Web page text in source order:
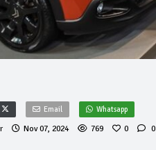
Email Whatsapp
Nov 07, 2024 769 0 0